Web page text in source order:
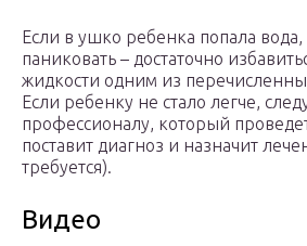
Если в ушко ребенка попала
паниковать – достаточно
жидкости одним из
Если ребенку не стало легче,
профессионалу, который
поставит диагноз и назначит
требуется).
Видео